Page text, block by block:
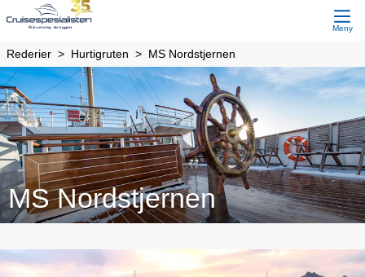
Meny
Rederier Hurtigruten MS Nordstjernen
MS Nordstjernen